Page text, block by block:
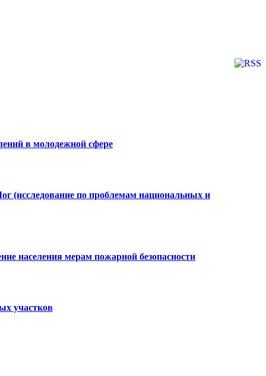
в молодежной сфере
(исследование по проблемам национальных и
населения мерам пожарной безопасности
участков